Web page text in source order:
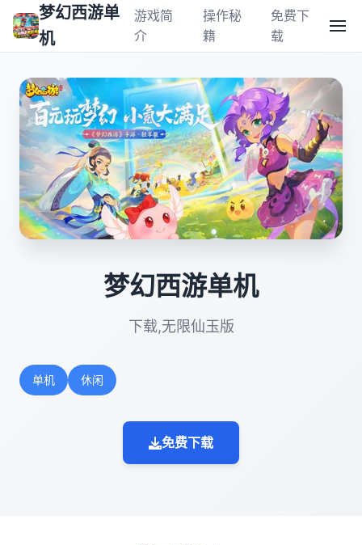
梦幻西游单
机
游戏简
介
操作秘
籍
免费下
载
梦幻西游单机
下载,无限仙玉版
单机 休闲
免费下载